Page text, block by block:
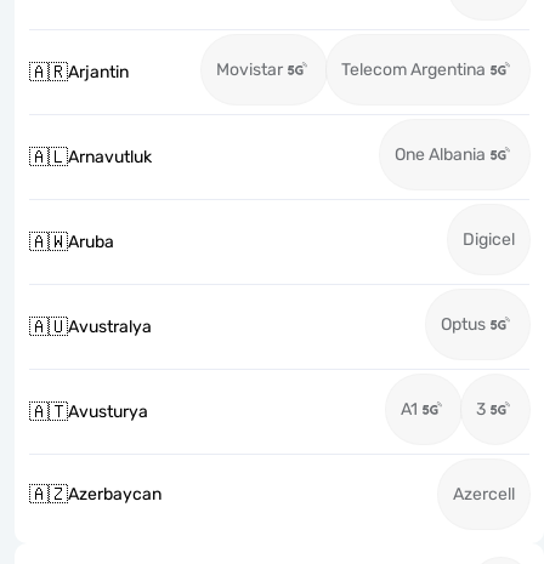
🇦🇷Arjantin Movistar Telecom Argentina
🇦🇱Arnavutluk One Albania
🇦🇼Aruba Digicel
🇦🇺Avustralya Optus
🇦🇹Avusturya A1 3
🇦🇿Azerbaycan Azercell